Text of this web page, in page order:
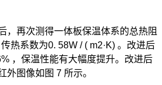
，再次测得一体板保温体系的总热阻
热系数为0. 58W / ( m2·K) 。改进后
，保温性能有大幅度提升。改进后
外图像如图 7 所示。